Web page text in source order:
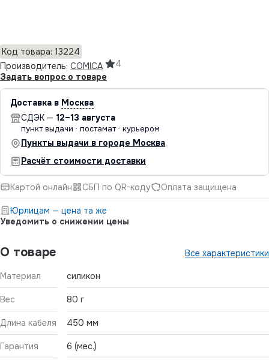
О товаре Все характеристики
Материал силикон
Вес 80 г
Длина кабеля 450 мм
Гарантия 6 (мес.)
Код товара: 13224
Производитель: COMICA
4
Задать вопрос о товаре
Доставка в Москва
СДЭК — 12–13 августа
пункт выдачи · постамат · курьером
Пункты выдачи в городе Москва
Расчёт стоимости доставки
Картой онлайн СБП по QR-коду Оплата защищена
Юрлицам — цена та же
Уведомить о снижении цены